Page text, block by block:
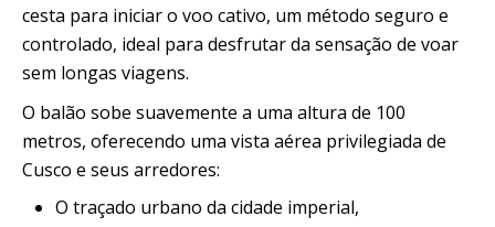
cesta para iniciar o voo cativo, um método seguro e
controlado, ideal para desfrutar da sensação de voar
sem longas viagens.
O balão sobe suavemente a uma altura de 100
metros, oferecendo uma vista aérea privilegiada de
Cusco e seus arredores:
O traçado urbano da cidade imperial,